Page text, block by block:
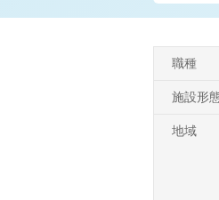
職種
施設形
地域